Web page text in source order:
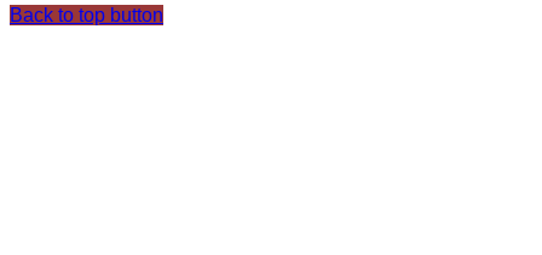
Back to top button